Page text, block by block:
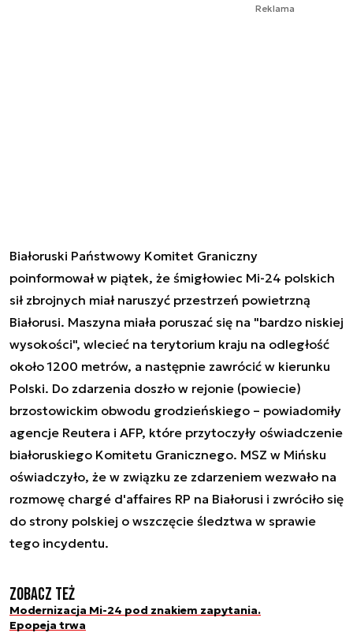
Reklama
Białoruski Państwowy Komitet Graniczny
poinformował w piątek, że śmigłowiec Mi-24 polskich
sił zbrojnych miał naruszyć przestrzeń powietrzną
Białorusi. Maszyna miała poruszać się na "bardzo niskiej
wysokości", wlecieć na terytorium kraju na odległość
około 1200 metrów, a następnie zawrócić w kierunku
Polski. Do zdarzenia doszło w rejonie (powiecie)
brzostowickim obwodu grodzieńskiego – powiadomiły
agencje Reutera i AFP, które przytoczyły oświadczenie
białoruskiego Komitetu Granicznego. MSZ w Mińsku
oświadczyło, że w związku ze zdarzeniem wezwało na
rozmowę chargé d'affaires RP na Białorusi i zwróciło się
do strony polskiej o wszczęcie śledztwa w sprawie
tego incydentu.
Zobacz też
Modernizacja Mi-24 pod znakiem zapytania.
Epopeja trwa